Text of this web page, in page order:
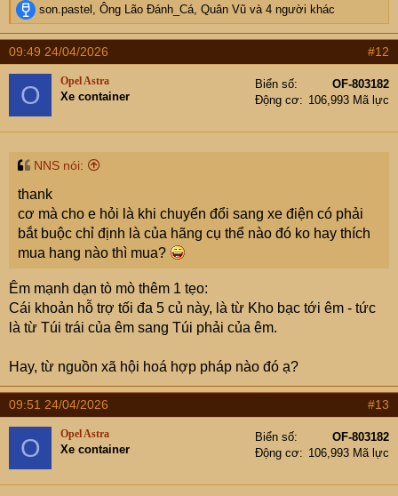
R
e
a
c
t
i
n
s
son.pastel , Ông Lão Đánh_Cá, Quân Vũ và 4 người khác
09:49 24/04/2026 #12
O Opel Astra
Xe container
Biển số
OF-803182
Động cơ
106,993 Mã lực
NNS nói:
thank
cơ mà cho e hỏi là khi chuyển đổi sang xe điện có phải
bắt buộc chỉ định là của hãng cụ thể nào đó ko hay thích
mua hang nào thì mua?
Êm mạnh dạn tò mò thêm 1 tẹo:
Cái khoản hỗ trợ tối đa 5 củ này, là từ Kho bạc tới êm - tức
là từ Túi trái của êm sang Túi phải của êm.
Hay, từ nguồn xã hội hoá hợp pháp nào đó ạ?
09:51 24/04/2026 #13
O Opel Astra
Xe container
Biển số
OF-803182
Động cơ
106,993 Mã lực